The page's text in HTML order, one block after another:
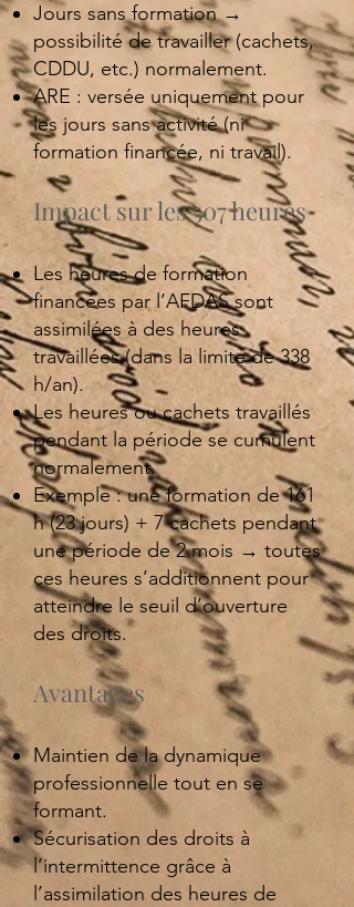
Jours sans formation →
possibilité de travailler (cachets,
CDDU, etc.) normalement.
ARE : versée uniquement pour
les jours sans activité (ni
formation financée, ni travail).
Impact sur les 507 heures
Les heures de formation
financées par l’AFDAS sont
assimilées à des heures
travaillées (dans la limite de 338
h/an).
Les heures ou cachets travaillés
pendant la période se cumulent
normalement.
Exemple : une formation de 161
h (23 jours) + 7 cachets pendant
une période de 2 mois → toutes
ces heures s’additionnent pour
atteindre le seuil d’ouverture
des droits.
Avantages
Maintien de la dynamique
professionnelle tout en se
formant.
Sécurisation des droits à
l’intermittence grâce à
l’assimilation des heures de